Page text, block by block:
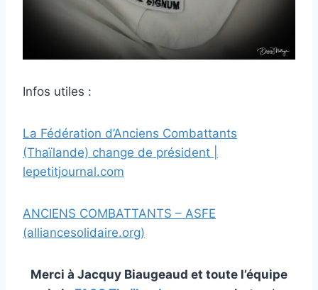
Infos utiles :
La Fédération d’Anciens Combattants
(Thaïlande) change de président |
lepetitjournal.com
ANCIENS COMBATTANTS – ASFE
(alliancesolidaire.org)
Merci à Jacquy Biaugeaud et toute l’équipe